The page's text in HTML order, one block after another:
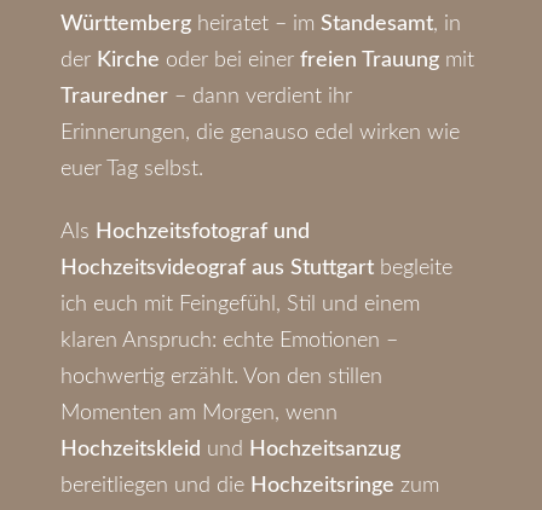
Württemberg heiratet – im Standesamt, in
der Kirche oder bei einer freien Trauung mit
Trauredner – dann verdient ihr
Erinnerungen, die genauso edel wirken wie
euer Tag selbst.
Als Hochzeitsfotograf und
Hochzeitsvideograf aus Stuttgart begleite
ich euch mit Feingefühl, Stil und einem
klaren Anspruch: echte Emotionen –
hochwertig erzählt. Von den stillen
Momenten am Morgen, wenn
Hochzeitskleid und Hochzeitsanzug
bereitliegen und die Hochzeitsringe zum